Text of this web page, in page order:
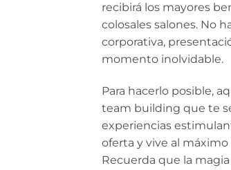
recibirá los mayores
colosales salones. No
corporativa,
momento inolvidable.
Para hacerlo posible,
team building que te
experiencias
oferta y vive al
Recuerda que la